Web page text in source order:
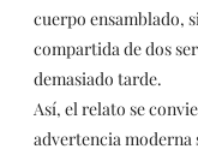
cuerpo ensamblado,
compartida de dos
demasiado tarde.
Así, el relato se
advertencia